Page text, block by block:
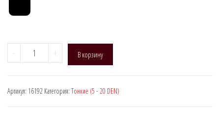
-
Количество
товара
DEN:
+ В корзину
Артикул: 16192 Категория: Тонкие (5 - 20 DEN)